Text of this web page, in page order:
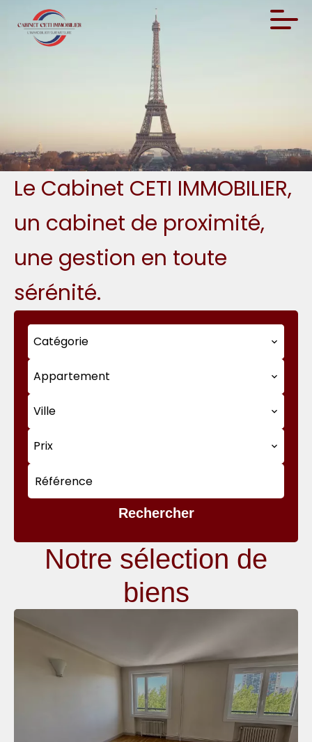
Le Cabinet CETI IMMOBILIER,
un cabinet de proximité,
une gestion en toute
sérénité.
Catégorie
Appartement
Ville
Prix
Rechercher
Notre sélection de
biens